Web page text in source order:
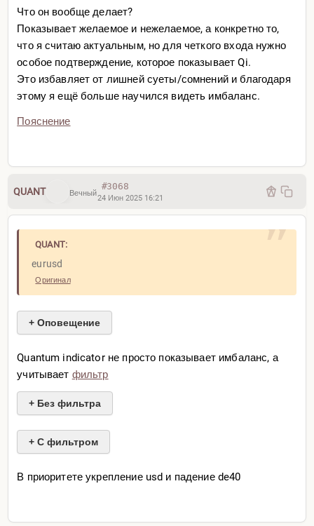
h4 уровень (ложный пробой потолка)
Что он вообще делает?
Показывает желаемое и нежелаемое, а конкретно то,
что я считаю актуальным, но для четкого входа нужно
особое подтверждение, которое показывает Qi.
Это избавляет от лишней суеты/сомнений и благодаря
этому я ещё больше научился видеть имбаланс.
Пояснение
QUANT Вечный
#3068
24 Июн 2025 16:21
QUANT:
eurusd
Оригинал
+ Оповещение
Quantum indicator не просто показывает имбаланс, а
учитывает фильтр
+ Без фильтра
+ С фильтром
В приоритете укрепление usd и падение de40